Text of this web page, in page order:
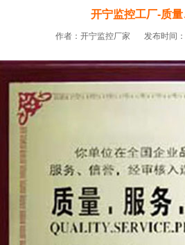
开宁监控工厂-质
作者：开宁监控厂家 发布时间